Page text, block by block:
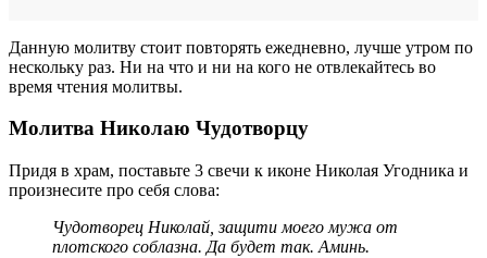
Данную молитву стоит повторять ежедневно, лучше утром по
нескольку раз. Ни на что и ни на кого не отвлекайтесь во
время чтения молитвы.
Молитва Николаю Чудотворцу
Придя в храм, поставьте 3 свечи к иконе Николая Угодника и
произнесите про себя слова:
Чудотворец Николай, защити моего мужа от
плотского соблазна. Да будет так. Аминь.